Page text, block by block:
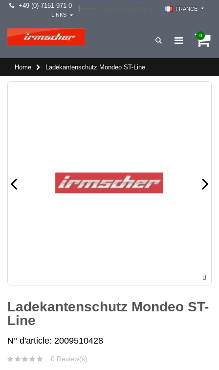
+49 (0) 7151 971 0
FRANCE
LINKS
0
Home Ladekantenschutz Mondeo ST-Line
Ladekantenschutz Mondeo ST-
Line
N° d'article: 2009510428
0 Review(s)